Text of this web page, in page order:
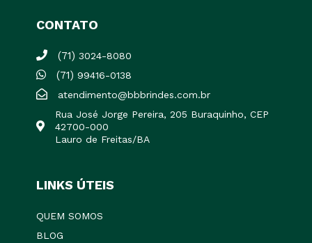
CONTATO
(71) 3024-8080
(71) 99416-0138
atendimento@bbbrindes.com.br
Rua José Jorge Pereira, 205 Buraquinho, CEP
42700-000
Lauro de Freitas/BA
LINKS ÚTEIS
QUEM SOMOS
BLOG